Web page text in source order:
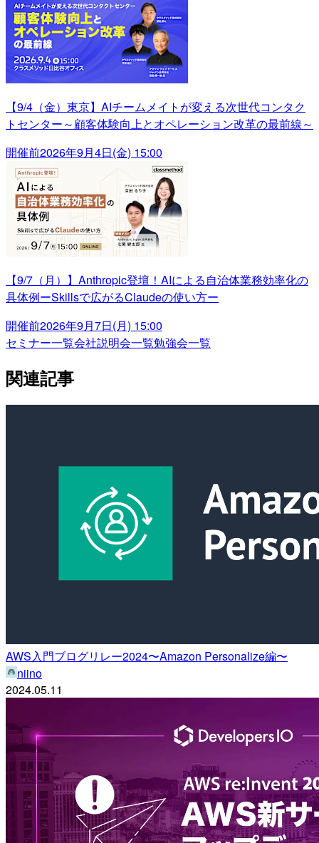
【9/4（金）東京】AIチームメイトが変える次世代コンタク
トセンター～顧客体験向上とオペレーション改革の最前線～
開催前2026年9月4日(金) 15:00
【9/7（月）】Anthropic登壇！AIによる自治体業務効率化の
具体例ーSkillsで広がるClaudeの使い方ー
開催前2026年9月7日(月) 15:00
セミナー一覧会社説明会一覧勉強会一覧
関連記事
AWS入門ブログリレー2024〜Amazon Personalize編〜
niino
2024.05.11